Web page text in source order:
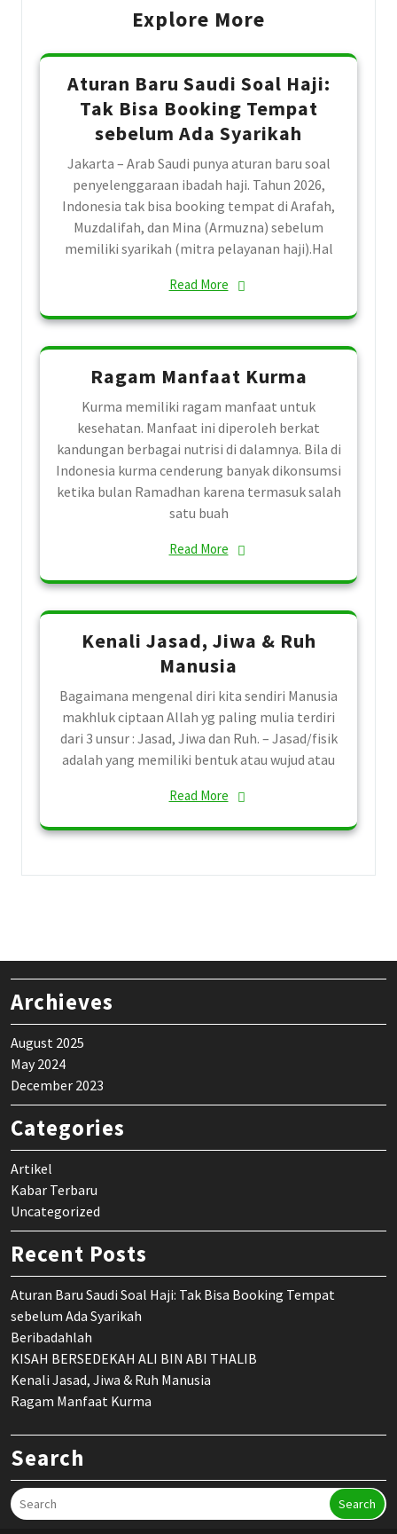
Explore More
Aturan Baru Saudi Soal Haji:
Tak Bisa Booking Tempat
sebelum Ada Syarikah
Jakarta – Arab Saudi punya aturan baru soal
penyelenggaraan ibadah haji. Tahun 2026,
Indonesia tak bisa booking tempat di Arafah,
Muzdalifah, dan Mina (Armuzna) sebelum
memiliki syarikah (mitra pelayanan haji).Hal
Read More
Ragam Manfaat Kurma
Kurma memiliki ragam manfaat untuk
kesehatan. Manfaat ini diperoleh berkat
kandungan berbagai nutrisi di dalamnya. Bila di
Indonesia kurma cenderung banyak dikonsumsi
ketika bulan Ramadhan karena termasuk salah
satu buah
Read More
Kenali Jasad, Jiwa & Ruh
Manusia
Bagaimana mengenal diri kita sendiri Manusia
makhluk ciptaan Allah yg paling mulia terdiri
dari 3 unsur : Jasad, Jiwa dan Ruh. – Jasad/fisik
adalah yang memiliki bentuk atau wujud atau
Read More
Archieves
August 2025
May 2024
December 2023
Categories
Artikel
Kabar Terbaru
Uncategorized
Recent Posts
Aturan Baru Saudi Soal Haji: Tak Bisa Booking Tempat
sebelum Ada Syarikah
Beribadahlah
KISAH BERSEDEKAH ALI BIN ABI THALIB
Kenali Jasad, Jiwa & Ruh Manusia
Ragam Manfaat Kurma
Search
Search